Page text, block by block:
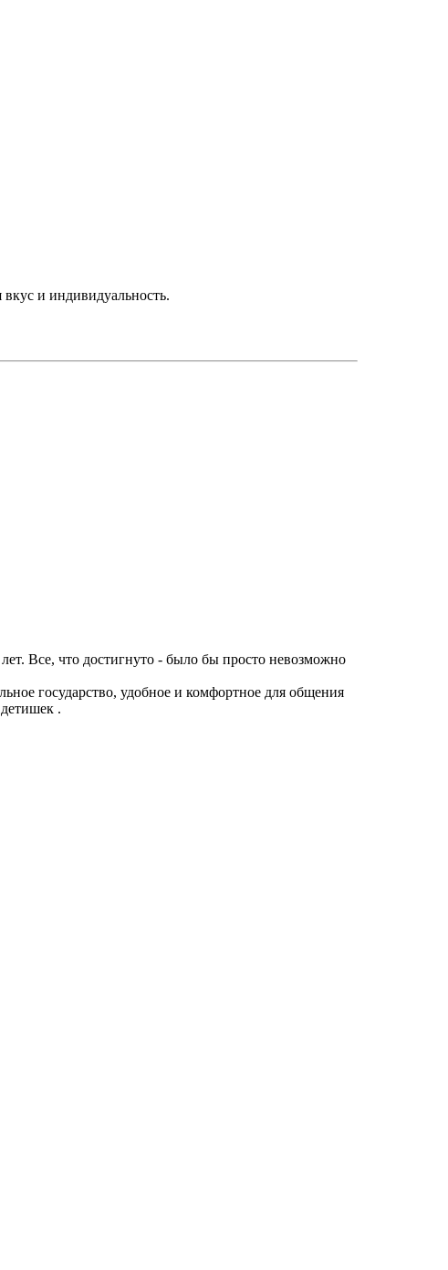
вкус и индивидуальность.
лет. Все, что достигнуто - было бы просто невозможно
государство, удобное и комфортное для общения
.